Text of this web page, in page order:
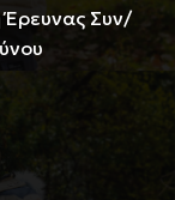
Συν/
ευθύνης